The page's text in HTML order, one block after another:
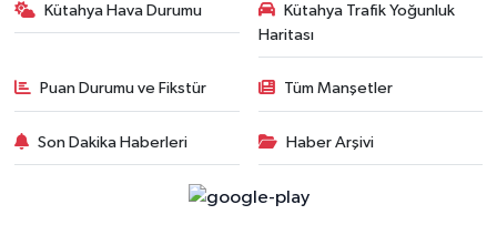
Kütahya Hava Durumu
Kütahya Trafik Yoğunluk
Haritası
Puan Durumu ve Fikstür Tüm Manşetler
Son Dakika Haberleri Haber Arşivi